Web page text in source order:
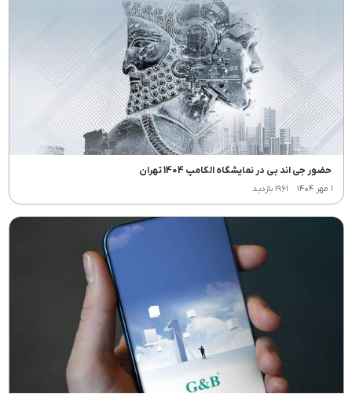
حضور جی اند بی در نمایشگاه الکامپ 1404 تهران
۱ مهر ۱۴۰۴ ۱۹۶۱ بازدید